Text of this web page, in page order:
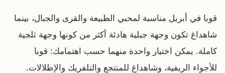
قوبا في أبريل مناسبة لمحبي الطبيعة والقرى والجبال، بينما
شاهداغ تكون وجهة جبلية هادئة أكثر من كونها وجهة ثلجية
كاملة. يمكن اختيار واحدة منهما حسب اهتمامك: قوبا
للأجواء الريفية، وشاهداغ للمنتجع والتلفريك والإطلالات.